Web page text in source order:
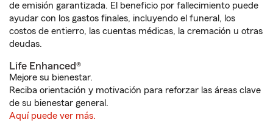
de emisión garantizada. El beneficio por fallecimiento puede
ayudar con los gastos finales, incluyendo el funeral, los
costos de entierro, las cuentas médicas, la cremación u otras
deudas.
Life Enhanced®
Mejore su bienestar.
Reciba orientación y motivación para reforzar las áreas clave
de su bienestar general.
Aquí puede ver más.